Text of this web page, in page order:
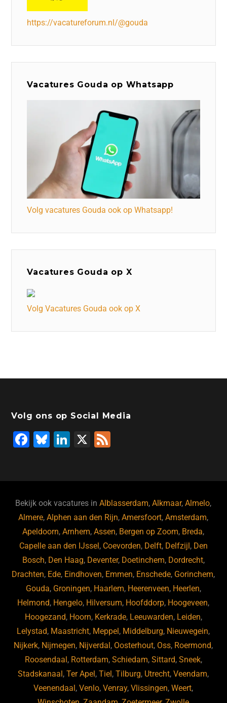
https://vacatureforum.nl/@gouda
Vacatures Gouda op Whatsapp
Volg vacatures Gouda ook op Whatsapp!
Vacatures Gouda op X
Volg Vacatures Gouda ook op X
Volg ons op Social Media
F
b
o
o
k
Bl
ky
Li
dI
n
X
Bekijk ook vacatures inAlblasserdam,Alkmaar,Almelo,
Almere,Alphen aan den Rijn,Amersfoort,Amsterdam,
Apeldoorn,Arnhem,Assen, Bergen op Zoom, Breda,
Capelle aan den IJssel, Coevorden, Delft, Delfzijl, Den
Bosch, Den Haag, Deventer, Doetinchem, Dordrecht,
Drachten, Ede, Eindhoven, Emmen, Enschede, Gorinchem,
Gouda, Groningen, Haarlem, Heerenveen, Heerlen,
Helmond, Hengelo, Hilversum, Hoofddorp, Hoogeveen,
Hoogezand, Hoorn, Kerkrade, Leeuwarden, Leiden,
Lelystad, Maastricht, Meppel, Middelburg, Nieuwegein,
Nijkerk, Nijmegen, Nijverdal, Oosterhout, Oss, Roermond,
Roosendaal, Rotterdam, Schiedam, Sittard, Sneek,
Stadskanaal,Ter Apel,Tiel,Tilburg, Utrecht,Veendam,
Veenendaal,Venlo,Venray,Vlissingen,Weert,